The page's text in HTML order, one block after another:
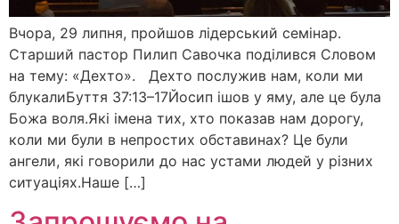
Вчора, 29 липня, пройшов лідерський семінар.
Старший пастор Пилип Савочка поділився Словом
на тему: «Дехто». Дехто послужив нам, коли ми
блукалиБуття 37:13–17Йосип ішов у яму, але це була
Божа воля.Які імена тих, хто показав нам дорогу,
коли ми були в непростих обставинах? Це були
ангели, які говорили до нас устами людей у різних
ситуаціях.Наше […]